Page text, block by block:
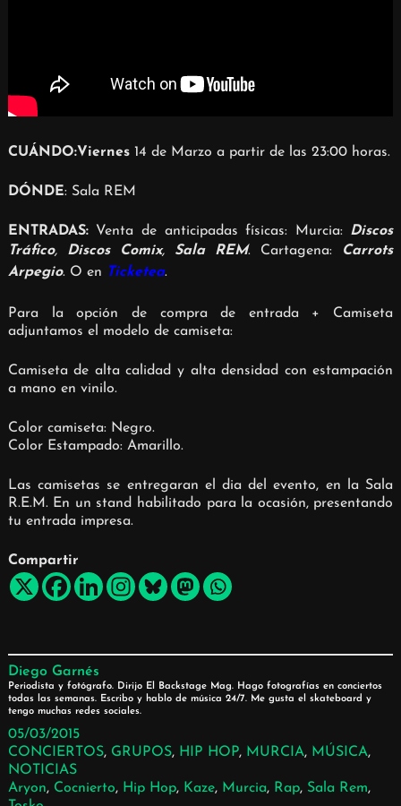
CUÁNDO:Viernes14 de Marzo a partir de las 23:00 horas.
DÓNDE: Sala REM
ENTRADAS:Venta de anticipadas físicas: Murcia: Discos
Tráfico, Discos Comix, Sala REM. Cartagena:
Carrots
Arpegio. O en Ticketea.
Para la opción de compra de entrada + Camiseta
adjuntamos el modelo de camiseta:
Camiseta de alta calidad y alta densidad con estampación
a mano en vinilo.
Color camiseta: Negro.
Color Estampado: Amarillo.
Las camisetas se entregaran el dia del evento, en la Sala
R.E.M. En un stand habilitado para la ocasión, presentando
tu entrada impresa.
Compartir
Diego Garnés
Periodista y fotógrafo. Dirijo El Backstage Mag. Hago fotografías en conciertos
todas las semanas. Escribo y hablo de música 24/7. Me gusta el skateboard y
tengo muchas redes sociales.
05/03/2015
CONCIERTOS, GRUPOS, HIP HOP, MURCIA, MÚSICA,
NOTICIAS
Aryon, Cocnierto, Hip Hop, Kaze, Murcia, Rap, Sala Rem ,